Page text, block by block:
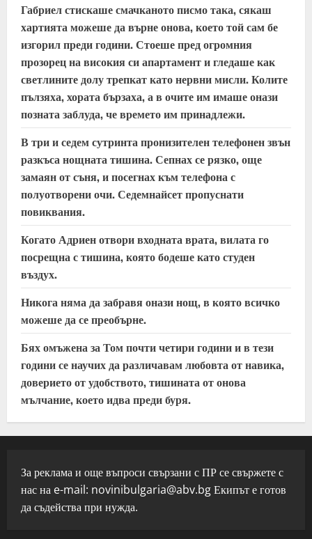
Габриел стискаше смачканото писмо така, сякаш
хартията можеше да върне онова, което той сам бе
изгорил преди години. Стоеше пред огромния
прозорец на високия си апартамент и гледаше как
светлините долу трепкат като нервни мисли. Колите
пълзяха, хората бързаха, а в очите им имаше онази
позната заблуда, че времето им принадлежи.
В три и седем сутринта пронизителен телефонен звън
разкъса нощната тишина. Сепнах се рязко, още
замаян от съня, и посегнах към телефона с
полуотворени очи. Седемнайсет пропуснати
повиквания.
Когато Адриен отвори входната врата, вилата го
посрещна с тишина, която бодеше като студен
въздух.
Никога няма да забравя онази нощ, в която всичко
можеше да се преобърне.
Бях омъжена за Том почти четири години и в тези
години се научих да различавам любовта от навика,
доверието от удобството, тишината от онова
мълчание, което идва преди буря.
За реклама и още въпроси свързани с ПР се свържете с
нас на e-mail: novinibulgaria@abv.bgЕкипът е готов
да съдейства при нужда.